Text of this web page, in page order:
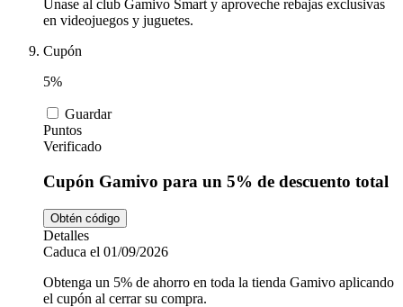
Únase al club Gamivo Smart y aproveche rebajas exclusivas
en videojuegos y juguetes.
Cupón
5%
Guardar
Puntos
Verificado
Cupón Gamivo para un 5% de descuento total
Obtén código
Detalles
Caduca el 01/09/2026
Obtenga un 5% de ahorro en toda la tienda Gamivo aplicando
el cupón al cerrar su compra.